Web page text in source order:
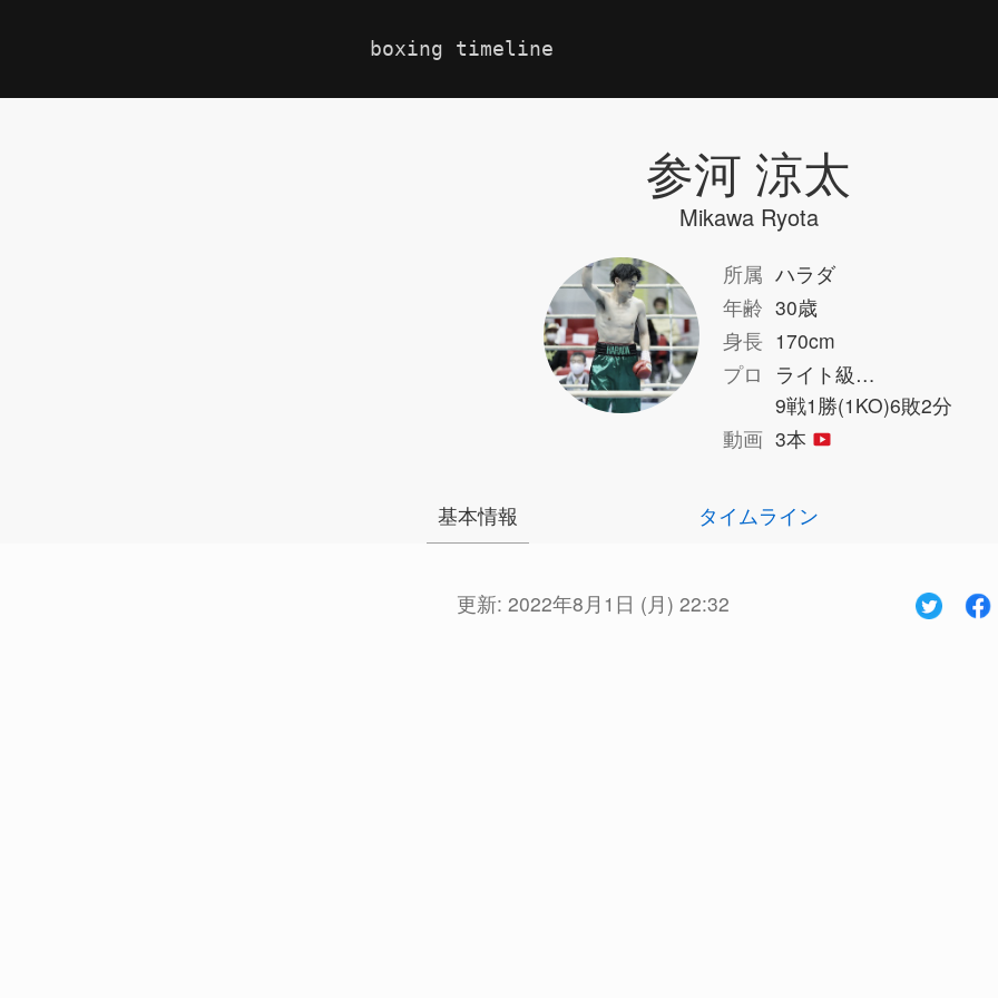
boxing timeline
参河 涼太
Mikawa Ryota
所属 ハラダ
年齢 30歳
身長 170cm
プロ
ライト級…
9戦1勝(1KO)6敗2分
動画 3本
基本情報 タイムライン
更新:2022年8月1日 (月) 22:32